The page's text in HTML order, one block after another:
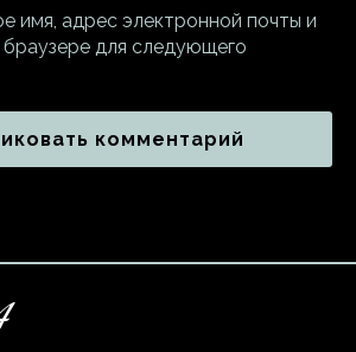
имя, адрес электронной почты и
для следующего